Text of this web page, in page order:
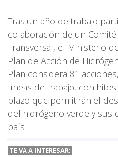
Tras un año de trabajo
colaboración de un Comité
Transversal, el Ministerio
Plan de Acción de
Plan considera 81
líneas de trabajo, con
plazo que permitirán el
del hidrógeno verde y sus
país.
TE VA A INTERESAR: